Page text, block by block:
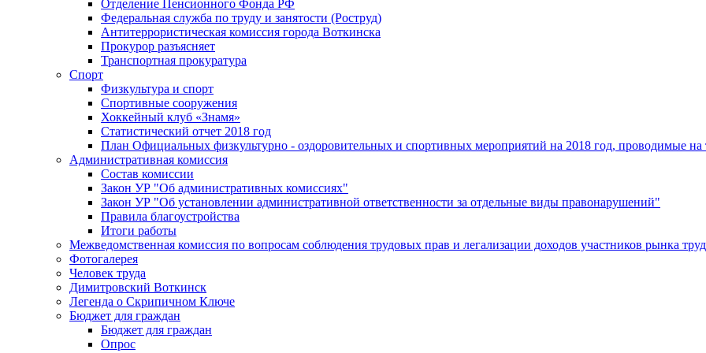
Отделение Пенсионного Фонда РФ
Федеральная служба по труду и занятости (Роструд)
Антитеррористическая комиссия города Воткинска
Прокурор разъясняет
Транспортная прокуратура
Спорт
Физкультура и спорт
Спортивные сооружения
Хоккейный клуб «Знамя»
Статистический отчет 2018 год
План Официальных физкультурно - оздоровительных и спортивных мероприятий на 2018 год, проводимые
Административная комиссия
Состав комиссии
Закон УР "Об административных комиссиях"
Закон УР "Об установлении административной ответственности за отдельные виды правонарушений"
Правила благоустройства
Итоги работы
Межведомственная комиссия по вопросам соблюдения трудовых прав и легализации доходов участников рынка
Фотогалерея
Человек труда
Димитровский Воткинск
Легенда о Скрипичном Ключе
Бюджет для граждан
Бюджет для граждан
Опрос